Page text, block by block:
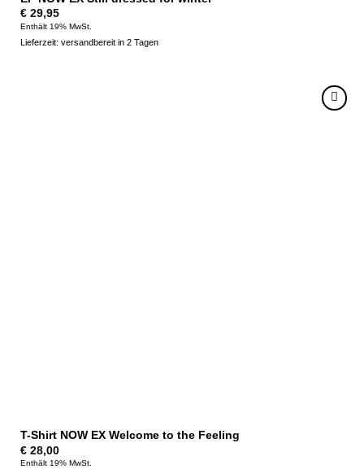
€29,95
Enthält 19% MwSt.
Lieferzeit: versandbereit in 2 Tagen
T-Shirt NOW EX Welcome to the Feeling
€28,00
Enthält 19% MwSt.